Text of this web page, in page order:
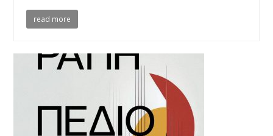
read more